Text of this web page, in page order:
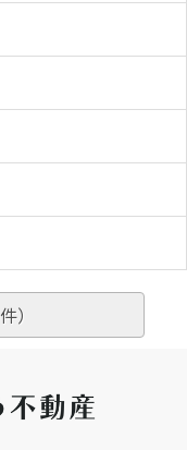
件）